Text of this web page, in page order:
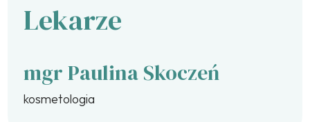
Lekarze
mgr Paulina Skoczeń
kosmetologia